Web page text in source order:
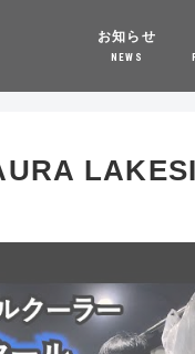
お知らせ
NEWS